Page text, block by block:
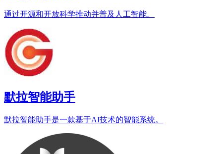
通过开源和开放科学推动并普及人工智能。
默拉智能助手
默拉智能助手是一款基于AI技术的智能系统。